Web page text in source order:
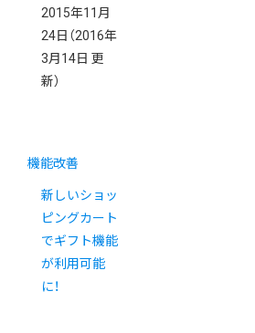
2015年11月
24日 （2016年
3月14日 更
新）
機能改善
新しいショッ
ピングカート
でギフト機能
が利用可能
に！